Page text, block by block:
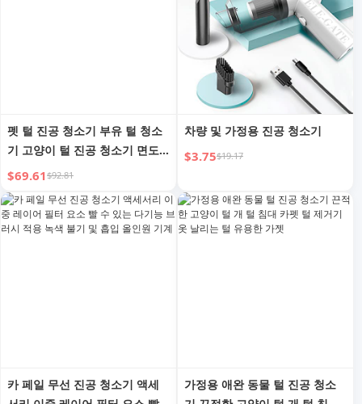
펫 털 진공 청소기 부유 털 청소
기 고양이 털 진공 청소기 면도
털 제거 자동 전기 개 털 끈끈이
털 휴대용 가젯
$69.61$92.81
차량 및 가정용 진공 청소기
$3.75$19.17
카 페일 무선 진공 청소기 액세
가정용 애완 동물 털 진공 청소